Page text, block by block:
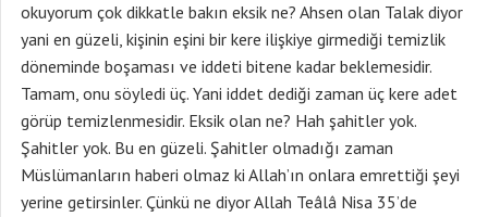
okuyorum çok dikkatle bakın eksik ne? Ahsen olan Talak diyor
yani en güzeli, kişinin eşini bir kere ilişkiye girmediği temizlik
döneminde boşaması ve iddeti bitene kadar beklemesidir.
Tamam, onu söyledi üç. Yani iddet dediği zaman üç kere adet
görüp temizlenmesidir. Eksik olan ne? Hah şahitler yok.
Şahitler yok. Bu en güzeli. Şahitler olmadığı zaman
Müslümanların haberi olmaz ki Allah’ın onlara emrettiği şeyi
yerine getirsinler. Çünkü ne diyor Allah Teâlâ Nisa 35’de